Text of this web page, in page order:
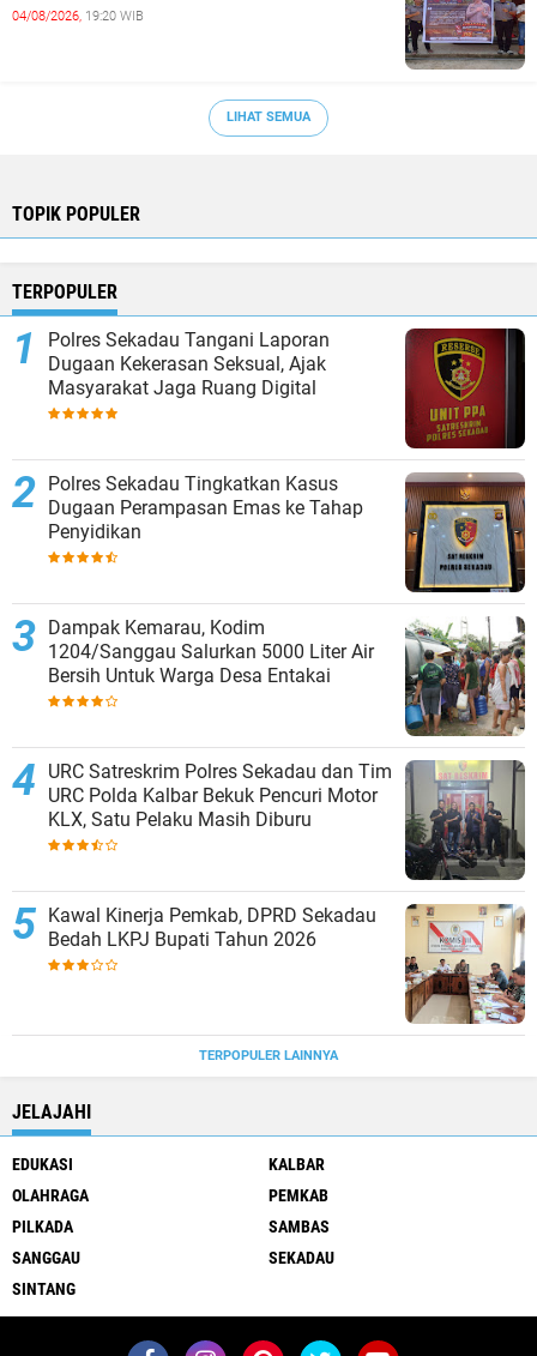
04/08/2026, 19:20 WIB
LIHAT SEMUA
TOPIK POPULER
TERPOPULER
Polres Sekadau Tangani Laporan
Dugaan Kekerasan Seksual, Ajak
Masyarakat Jaga Ruang Digital
Polres Sekadau Tingkatkan Kasus
Dugaan Perampasan Emas ke Tahap
Penyidikan
Dampak Kemarau, Kodim
1204/Sanggau Salurkan 5000 Liter Air
Bersih Untuk Warga Desa Entakai
URC Satreskrim Polres Sekadau dan Tim
URC Polda Kalbar Bekuk Pencuri Motor
KLX, Satu Pelaku Masih Diburu
Kawal Kinerja Pemkab, DPRD Sekadau
Bedah LKPJ Bupati Tahun 2026
TERPOPULER LAINNYA
JELAJAHI
EDUKASI
KALBAR
OLAHRAGA
PEMKAB
PILKADA
SAMBAS
SANGGAU
SEKADAU
SINTANG